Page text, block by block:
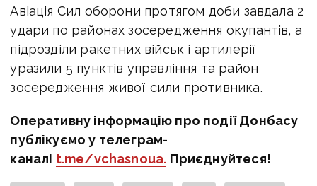
Авіація Сил оборони протягом доби завдала 2
удари по районах зосередження окупантів, а
підрозділи ракетних військ і артилерії
уразили 5 пунктів управління та район
зосередження живої сили противника.
Оперативну інформацію про події Донбасу
публікуємо у телеграм-
каналі t.me/vchasnoua. Приєднуйтеся!